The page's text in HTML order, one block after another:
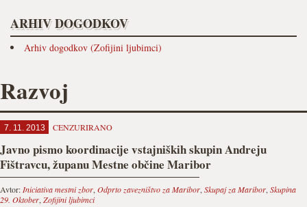
ARHIV DOGODKOV
Arhiv dogodkov (Zofijini ljubimci)
Razvoj
7. 11. 2013 CENZURIRANO
Javno pismo koordinacije vstajniških skupin Andreju
Fištravcu, županu Mestne občine Maribor
Avtor: Iniciativa mestni zbor, Odprto zavezništvo za Maribor, Skupaj za Maribor, Skupina
29. Oktober, Zofijini ljubimci